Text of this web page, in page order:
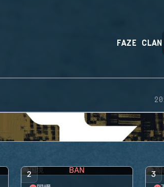
FAZE CLAN
2 BAN 3